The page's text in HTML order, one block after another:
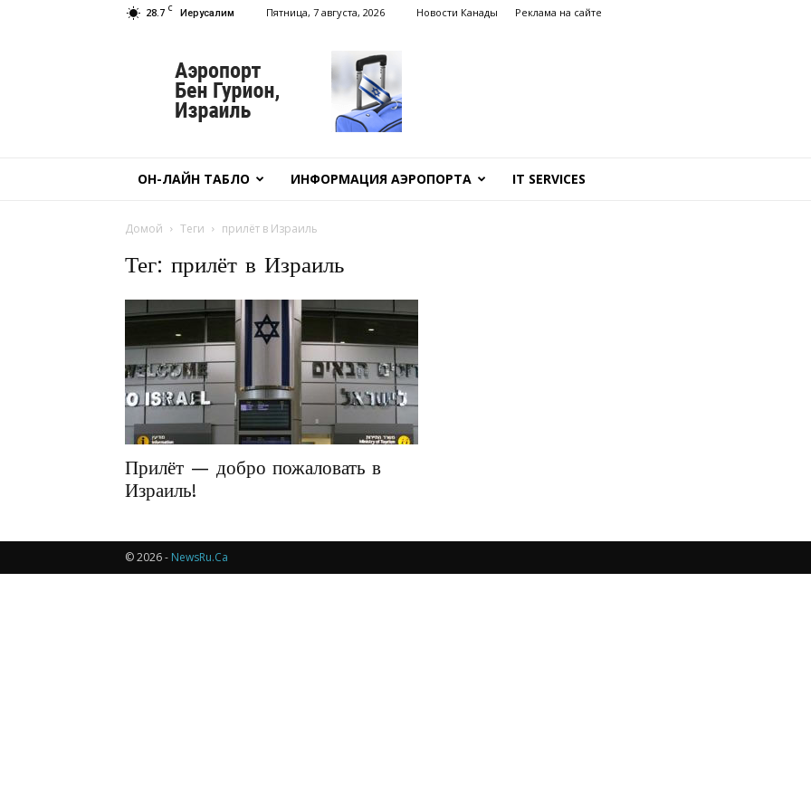
28.7 C Иерусалим Пятница, 7 августа, 2026 Новости Канады Реклама на сайте
Гурион
ОН-ЛАЙН ТАБЛО ИНФОРМАЦИЯ АЭРОПОРТА IT SERVICES
Домой Теги прилёт в Израиль
Тег: прилёт в Израиль
Прилёт — добро пожаловать в
Израиль!
© 2026 - NewsRu.Ca